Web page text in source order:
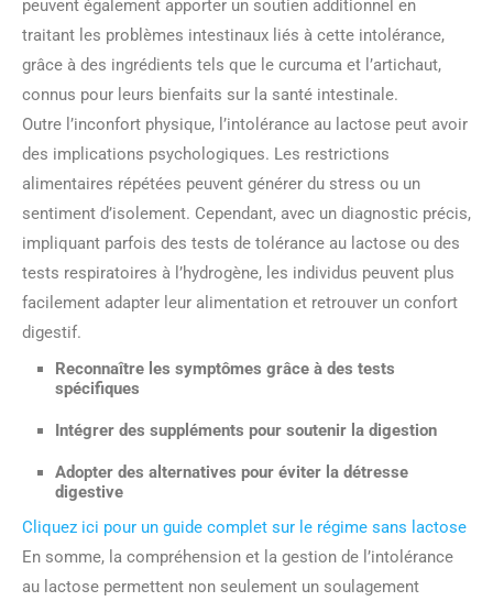
peuvent également apporter un soutien additionnel en
traitant les problèmes intestinaux liés à cette intolérance,
grâce à des ingrédients tels que le curcuma et l’artichaut,
connus pour leurs bienfaits sur la santé intestinale.
Outre l’inconfort physique, l’intolérance au lactose peut avoir
des implications psychologiques. Les restrictions
alimentaires répétées peuvent générer du stress ou un
sentiment d’isolement. Cependant, avec un diagnostic précis,
impliquant parfois des tests de tolérance au lactose ou des
tests respiratoires à l’hydrogène, les individus peuvent plus
facilement adapter leur alimentation et retrouver un confort
digestif.
Reconnaître les symptômes grâce à des tests
spécifiques
Intégrer des suppléments pour soutenir la digestion
Adopter des alternatives pour éviter la détresse
digestive
Cliquez ici pour un guide complet sur le régime sans lactose
En somme, la compréhension et la gestion de l’intolérance
au lactose permettent non seulement un soulagement